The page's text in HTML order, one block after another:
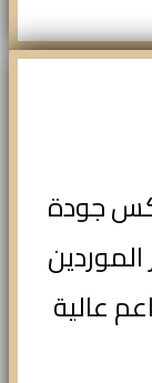
جودة
عالية